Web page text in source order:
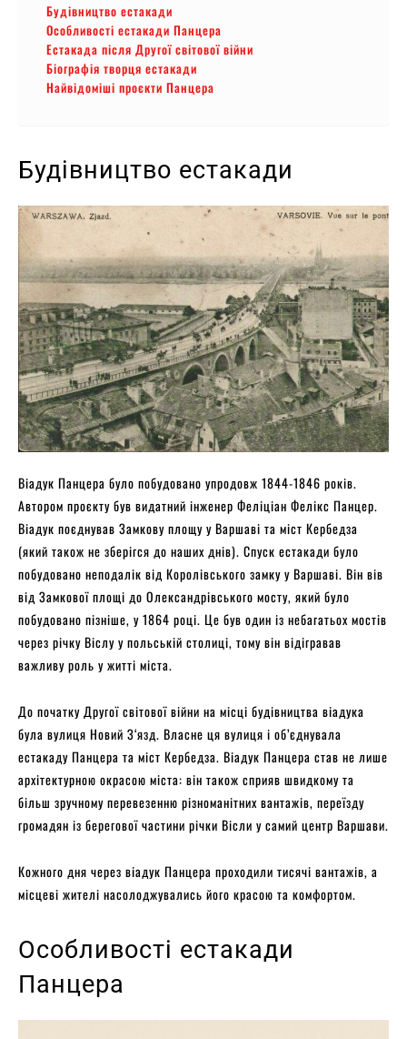
Будівництво естакади
Особливості естакади Панцера
Естакада після Другої світової війни
Біографія творця естакади
Найвідоміші проєкти Панцера
Будівництво естакади
Віадук Панцера було побудовано упродовж 1844-1846 років.
Автором проєкту був видатний інженер Феліціан Фелікс Панцер.
Віадук поєднував Замкову площу у Варшаві та міст Кербедза
(який також не зберігся до наших днів). Спуск естакади було
побудовано неподалік від Королівського замку у Варшаві. Він вів
від Замкової площі до Олександрівського мосту, який було
побудовано пізніше, у 1864 році. Це був один із небагатьох мостів
через річку Віслу у польській столиці, тому він відігравав
важливу роль у житті міста.
До початку Другої світової війни на місці будівництва віадука
була вулиця Новий З‘язд. Власне ця вулиця і об’єднувала
естакаду Панцера та міст Кербедза. Віадук Панцера став не лише
архітектурною окрасою міста: він також сприяв швидкому та
більш зручному перевезенню різноманітних вантажів, переїзду
громадян із берегової частини річки Вісли у самий центр Варшави.
Кожного дня через віадук Панцера проходили тисячі вантажів, а
місцеві жителі насолоджувались його красою та комфортом.
Особливості естакади
Панцера